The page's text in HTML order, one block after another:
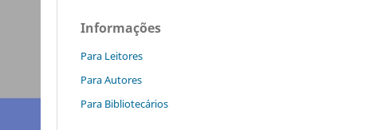
Informações
Para Leitores
Para Autores
Para Bibliotecários